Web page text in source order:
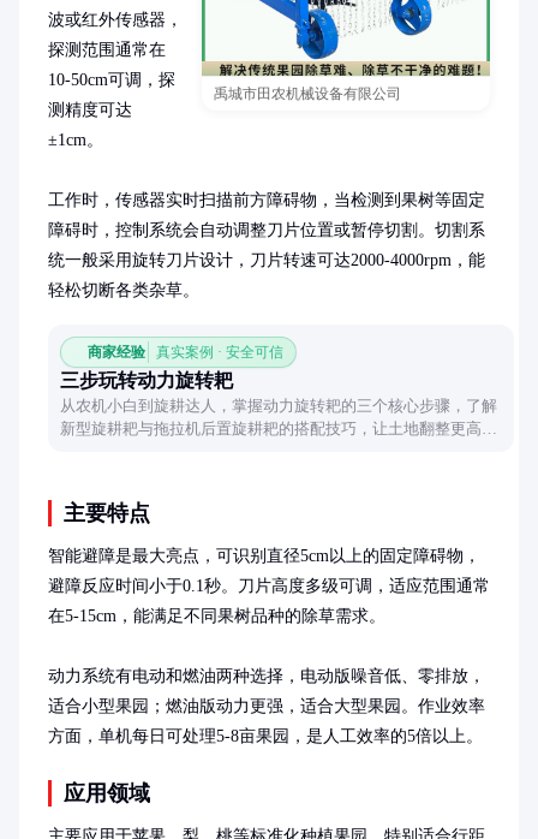
禹城市田农机械设备有限公司
波或红外传感器，
探测范围通常在
10-50cm可调，探
测精度可达
±1cm。
工作时，传感器实时扫描前方障碍物，当检测到果树等固定
障碍时，控制系统会自动调整刀片位置或暂停切割。切割系
统一般采用旋转刀片设计，刀片转速可达2000-4000rpm，能
轻松切断各类杂草。
商家经验 真实案例 · 安全可信
三步玩转动力旋转耙
从农机小白到旋耕达人，掌握动力旋转耙的三个核心步骤，了解
新型旋耕耙与拖拉机后置旋耕耙的搭配技巧，让土地翻整更高
主要特点
智能避障是最大亮点，可识别直径5cm以上的固定障碍物，
避障反应时间小于0.1秒。刀片高度多级可调，适应范围通常
在5-15cm，能满足不同果树品种的除草需求。
动力系统有电动和燃油两种选择，电动版噪音低、零排放，
适合小型果园；燃油版动力更强，适合大型果园。作业效率
方面，单机每日可处理5-8亩果园，是人工效率的5倍以上。
应用领域